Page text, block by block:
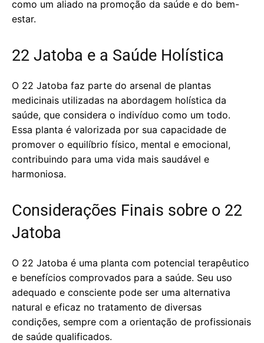
como um aliado na promoção da saúde e do bem-
estar.
22 Jatoba e a Saúde Holística
O 22 Jatoba faz parte do arsenal de plantas
medicinais utilizadas na abordagem holística da
saúde, que considera o indivíduo como um todo.
Essa planta é valorizada por sua capacidade de
promover o equilíbrio físico, mental e emocional,
contribuindo para uma vida mais saudável e
harmoniosa.
Considerações Finais sobre o 22
Jatoba
O 22 Jatoba é uma planta com potencial terapêutico
e benefícios comprovados para a saúde. Seu uso
adequado e consciente pode ser uma alternativa
natural e eficaz no tratamento de diversas
condições, sempre com a orientação de profissionais
de saúde qualificados.